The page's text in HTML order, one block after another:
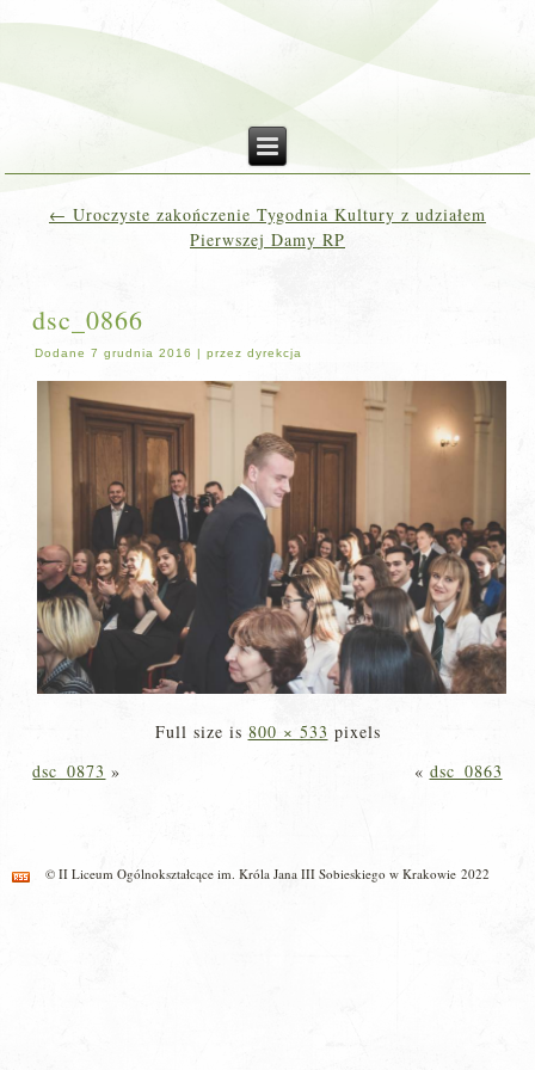
← Uroczyste zakończenie Tygodnia Kultury z udziałem
Pierwszej Damy RP
dsc_0866
Dodane 7 grudnia 2016 |przez dyrekcja
Full size is 800 × 533 pixels
dsc_0873 » « dsc_0863
© II Liceum Ogólnokształcące im. Króla Jana III Sobieskiego w Krakowie 2022